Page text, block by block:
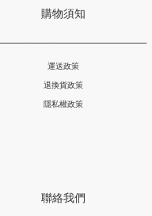
購物須知
運送政策
退換貨政策
隱私權政策
聯絡我們